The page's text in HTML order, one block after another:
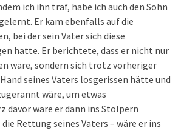
ich ihn traf, habe ich auch den Sohn
Er kam ebenfalls auf die
bei der sein Vater sich diese
hatte. Er berichtete, dass er nicht nur
wäre, sondern sich trotz vorheriger
seines Vaters losgerissen hätte und
wäre, um etwas
davor wäre er dann ins Stolpern
Rettung seines Vaters – wäre er ins